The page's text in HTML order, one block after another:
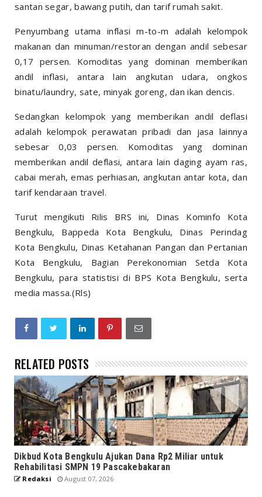
santan segar, bawang putih, dan tarif rumah sakit.
Penyumbang utama inflasi m-to-m adalah kelompok
makanan dan minuman/restoran dengan andil sebesar
0,17 persen. Komoditas yang dominan memberikan
andil inflasi, antara lain angkutan udara, ongkos
binatu/laundry, sate, minyak goreng, dan ikan dencis.
Sedangkan kelompok yang memberikan andil deflasi
adalah kelompok perawatan pribadi dan jasa lainnya
sebesar 0,03 persen. Komoditas yang dominan
memberikan andil deflasi, antara lain daging ayam ras,
cabai merah, emas perhiasan, angkutan antar kota, dan
tarif kendaraan travel.
Turut mengikuti Rilis BRS ini, Dinas Kominfo Kota
Bengkulu, Bappeda Kota Bengkulu, Dinas Perindag
Kota Bengkulu, Dinas Ketahanan Pangan dan Pertanian
Kota Bengkulu, Bagian Perekonomian Setda Kota
Bengkulu, para statistisi di BPS Kota Bengkulu, serta
media massa.(Rls)
RELATED POSTS
Dikbud Kota Bengkulu Ajukan Dana Rp2 Miliar untuk
Rehabilitasi SMPN 19 Pascakebakaran
Redaksi August 07, 2026